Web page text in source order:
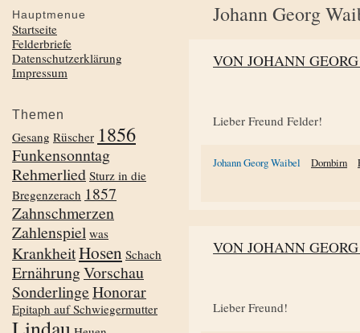
Johann Georg
VON JOHANN
Lieber Freund Felder!
Johann Georg Waibel Dornbirn
VON JOHANN
Lieber Freund!
Hauptmenue
Startseite
Felderbriefe
Datenschutzerklärung
Impressum
Themen
Gesang Rüscher 1856
Funkensonntag
Rehmerlied Sturz in die
Bregenzerach 1857
Zahnschmerzen
Zahlenspiel was
KrankheitHosen Schach
ErnährungVorschau
SonderlingeHonorar
Epitaph auf Schwiegermutter